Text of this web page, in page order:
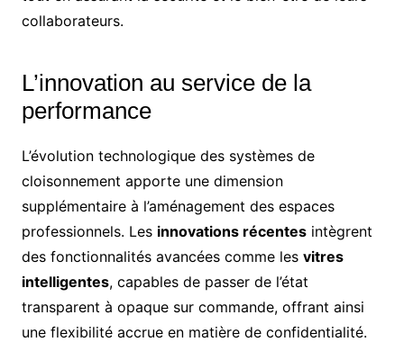
collaborateurs.
L’innovation au service de la
performance
L’évolution technologique des systèmes de
cloisonnement apporte une dimension
supplémentaire à l’aménagement des espaces
professionnels. Les innovations récentesintègrent
des fonctionnalités avancées comme les vitres
intelligentes, capables de passer de l’état
transparent à opaque sur commande, offrant ainsi
une flexibilité accrue en matière de confidentialité.